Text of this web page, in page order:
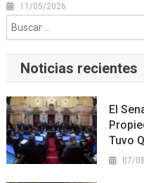
11/05/2026
Noticias recientes
El
Tuvo
07/